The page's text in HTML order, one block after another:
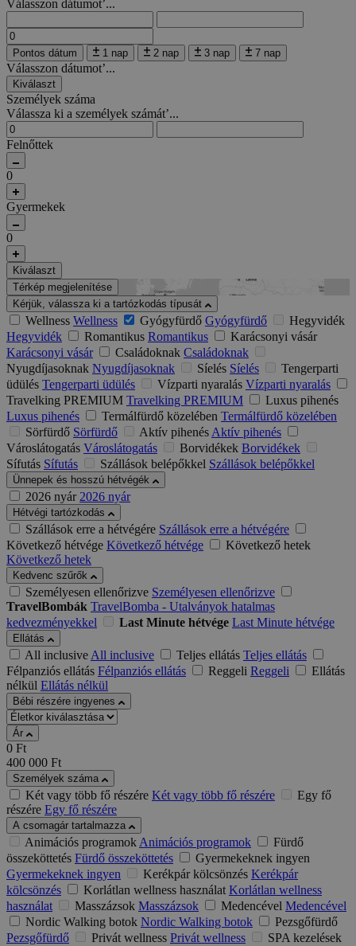
Válasszon dátumot’...
Pontos dátum 1 nap 2 nap 3 nap 7 nap
Válasszon dátumot’...
Kiválaszt
Személyek száma
Válassza ki a személyek számát’...
Felnőttek
0
Gyermekek
0
Kiválaszt
Térkép megjelenítése
Kérjük, válassza ki a tartózkodás típusát
Wellness Wellness Gyógyfürdő Gyógyfürdő
Hegyvidék
Hegyvidék
Romantikus Romantikus
Karácsonyi vásár
Karácsonyi vásár
Családoknak Családoknak
Nyugdíjasoknak Nyugdíjasoknak Síelés Síelés
Tengerparti
üdülés Tengerparti üdülés Vízparti nyaralás Vízparti nyaralás
Travelking PREMIUM Travelking PREMIUM
Luxus pihenés
Luxus pihenés
Termálfürdő közelében Termálfürdő közelében
Sörfürdő Sörfürdő Aktív pihenésAktív pihenés
Városlátogatás Városlátogatás Borvidékek Borvidékek
Sífutás Sífutás Szállások belépőkkel Szállások belépőkkel
Ünnepek és hosszú hétvégék
2026 nyár 2026 nyár
Hétvégi tartózkodás
Szállások erre a hétvégére Szállások erre a hétvégére
Következő hétvége Következő hétvége
Következő hetek
Következő hetek
Kedvenc szűrők
Személyesen ellenőrizve Személyesen ellenőrizve
TravelBombák TravelBomba - Utalványok hatalmas
kedvezményekkel
Last Minute hétvége Last Minute hétvége
Ellátás
All inclusiveAll inclusive Teljes ellátás Teljes ellátás
Félpanziós ellátás Félpanziós ellátás Reggeli Reggeli
Ellátás
nélkül Ellátás nélkül
Bébi részére ingyenes
Ár
0 Ft
400 000 Ft
Személyek száma
Két vagy több fő részére Két vagy több fő részére
Egy fő
részére Egy fő részére
A csomagár tartalmazza
Animációs programokAnimációs programok
Fürdő
összeköttetés Fürdő összeköttetés
Gyermekeknek ingyen
Gyermekeknek ingyen
Kerékpár kölcsönzés Kerékpár
kölcsönzés
Korlátlan wellness használat Korlátlan wellness
használat
Masszázsok Masszázsok Medencével Medencével
Nordic Walking botok Nordic Walking botok
Pezsgőfürdő
Pezsgőfürdő
Privát wellness Privát wellness
SPA kezelések